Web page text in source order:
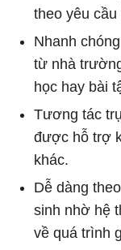
theo yêu
Nhanh
từ nhà
học hay bài
Tương tác
được hỗ trợ
khác.
Dễ dàng
sinh nhờ hệ
về quá trình